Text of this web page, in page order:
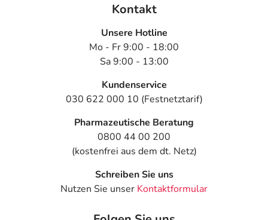
Kontakt
Unsere Hotline
Mo - Fr 9:00 - 18:00
Sa 9:00 - 13:00
Kundenservice
030 622 000 10 (Festnetztarif)
Pharmazeutische Beratung
0800 44 00 200
(kostenfrei aus dem dt. Netz)
Schreiben Sie uns
Nutzen Sie unser Kontaktformular